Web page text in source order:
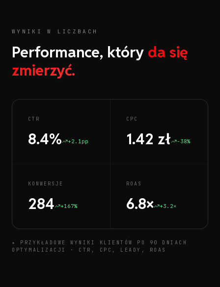
WYNIKI W LICZBACH
Performance, który da się
zmierzyć.
CTR
8.4% +2.1pp
CPC
1.42 zł -38%
KONWERSJE
284 +167%
ROAS
6.8× +3.2×
✦ PRZYKŁADOWE WYNIKI KLIENTÓW PO 90 DNIACH
OPTYMALIZACJI · CTR, CPC, LEADY, ROAS